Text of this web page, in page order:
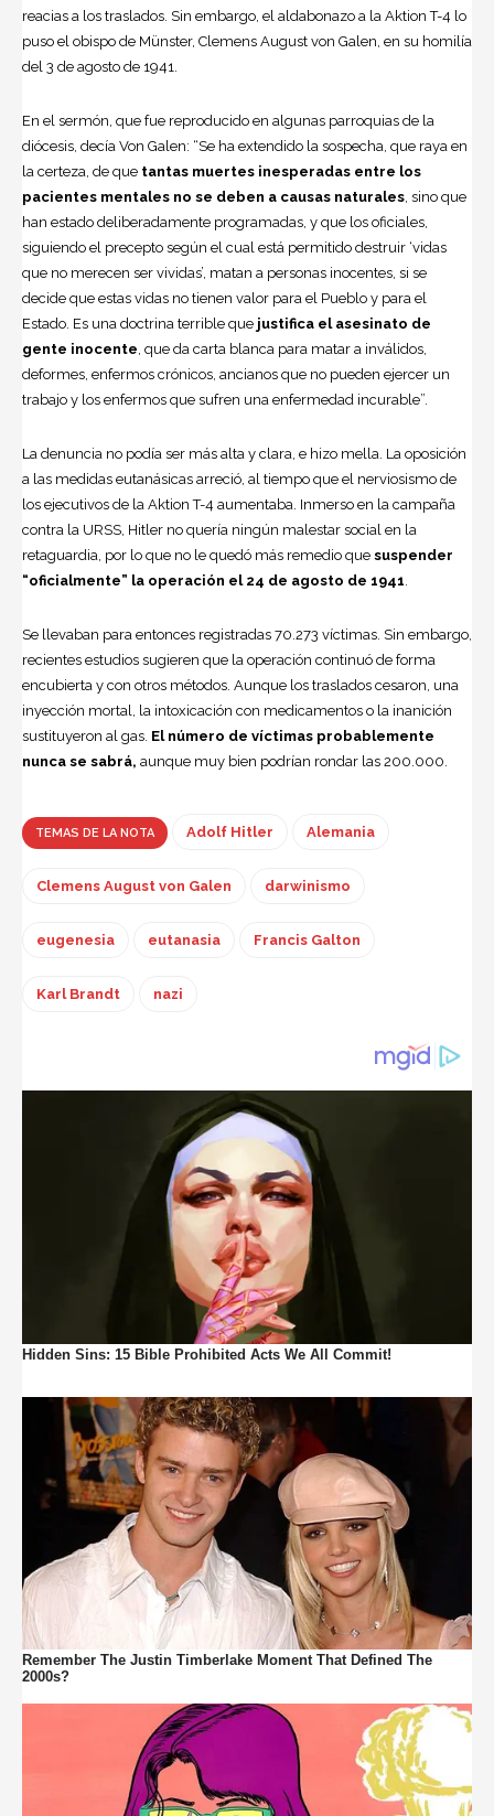
reacias a los traslados. Sin embargo, el aldabonazo a la Aktion T-4 lo
puso el obispo de Münster, Clemens August von Galen , en su homilía
del 3 de agosto de 1941.
En el sermón, que fue reproducido en algunas parroquias de la
diócesis, decía Von Galen: “Se ha extendido la sospecha, que raya en
la certeza, de que tantas muertes inesperadas entre los
pacientes mentales no se deben a causas naturales , sino que
han estado deliberadamente programadas, y que los oficiales,
siguiendo el precepto según el cual está permitido destruir ‘vidas
que no merecen ser vividas’, matan a personas inocentes, si se
decide que estas vidas no tienen valor para el Pueblo y para el
Estado. Es una doctrina terrible que justifica el asesinato de
gente inocente , que da carta blanca para matar a inválidos,
deformes, enfermos crónicos, ancianos que no pueden ejercer un
trabajo y los enfermos que sufren una enfermedad incurable”.
La denuncia no podía ser más alta y clara, e hizo mella. La oposición
a las medidas eutanásicas arreció, al tiempo que el nerviosismo de
los ejecutivos de la Aktion T-4 aumentaba. Inmerso en la campaña
contra la URSS, Hitler no quería ningún malestar social en la
retaguardia, por lo que no le quedó más remedio que suspender
“oficialmente” la operación el 24 de agosto de 1941
Se llevaban para entonces registradas 70.273 víctimas. Sin embargo,
recientes estudios sugieren que la operación continuó de forma
encubierta y con otros métodos. Aunque los traslados cesaron, una
inyección mortal, la intoxicación con medicamentos o la inanición
sustituyeron al gas. El número de víctimas probablemente
nunca se sabrá, aunque muy bien podrían rondar las 200.000.
TEMAS DE LA NOTA Adolf Hitler Alemania
Clemens August von Galen darwinismo
eugenesia eutanasia Francis Galton
Karl Brandt nazi